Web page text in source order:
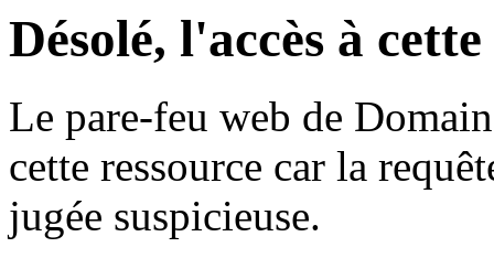
Désolé, l'accès à
Le pare-feu web de
cette ressource car la
jugée suspicieuse.